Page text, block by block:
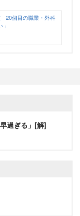
20個目の職業・外科
過ぎる」[解]